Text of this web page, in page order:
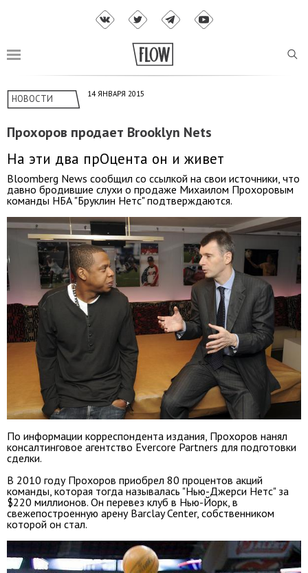
НОВОСТИ 14 ЯНВАРЯ 2015
Прохоров продает Brooklyn Nets
На эти два прОцента он и живет
Bloomberg News сообщил со ссылкой на свои источники, что
давно бродившие слухи о продаже Михаилом Прохоровым
команды НБА "Бруклин Нетс" подтверждаются.
По информации корреспондента издания, Прохоров нанял
консалтинговое агентство Evercore Partners для подготовки
сделки.
В 2010 году Прохоров приобрел 80 процентов акций
команды, которая тогда называлась "Нью-Джерси Нетс" за
$220 миллионов. Он перевез клуб в Нью-Йорк, в
свежепостроенную арену Barclay Center, собственником
которой он стал.